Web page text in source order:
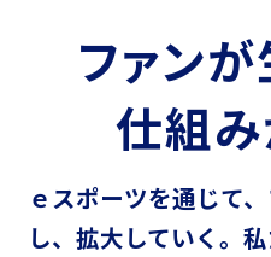
ファンが
仕組み
ｅスポーツを通じて
し、拡大していく。